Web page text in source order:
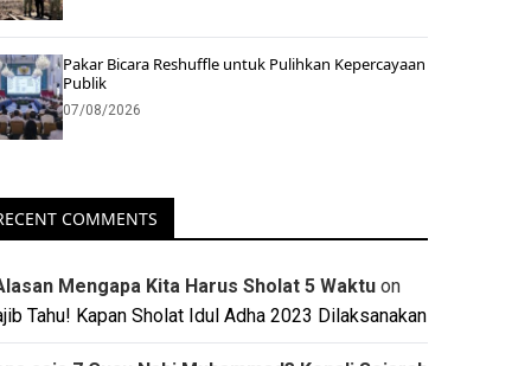
Pakar Bicara Reshuffle untuk Pulihkan Kepercayaan
Publik
07/08/2026
COMMENTS
Mengapa Kita Harus Sholat 5 Waktu on
Tahu! Kapan Sholat Idul Adha 2023 Dilaksanakan